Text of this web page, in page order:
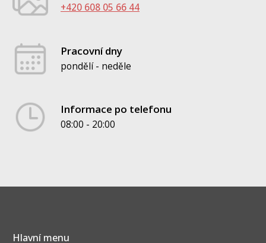
+420 608 05 66 44
Pracovní dny
pondělí - neděle
Informace po telefonu
08:00 - 20:00
Hlavní menu